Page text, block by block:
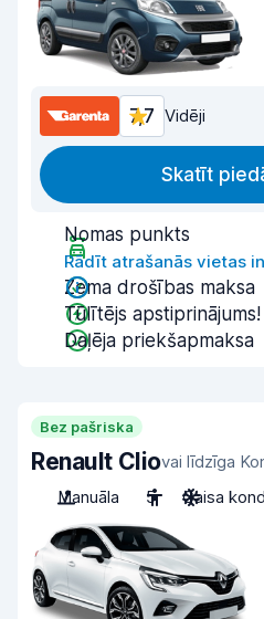
7,7 Vidēji
Skatīt
Nomas punkts
Rādīt atrašanās vietas
Zema drošības maksa
Tūlītējs apstiprinājums!
Daļēja priekšapmaksa
Bez pašriska
Renault Cliovai līdzīga
Manuāla
5 Gaisa